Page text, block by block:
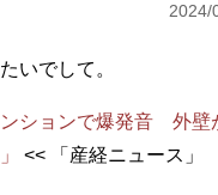
2024/
いでして。
ンションで爆発音 外
<< 「産経ニュース」